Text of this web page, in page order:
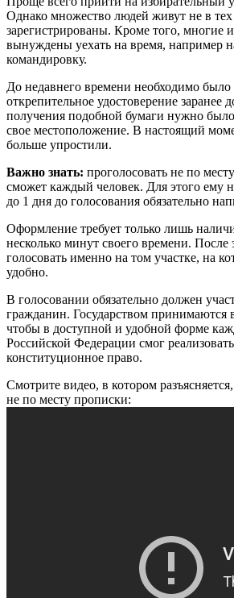
Однако множество людей живут не в тех
зарегистрированы. Кроме того, многие
вынуждены уехать на время, например
командировку.
До недавнего времени необходимо было
открепительное удостоверение заранее
получения подобной бумаги нужно было
свое местоположение. В настоящий
больше упростили.
Важно знать: проголосовать не по
сможет каждый человек. Для этого ему
до 1 дня до голосования обязательно
Оформление требует только лишь
несколько минут своего времени.
голосовать именно на том участке, на
удобно.
В голосовании обязательно должен
гражданин. Государством принимаются
чтобы в доступной и удобной форме
Российской Федерации смог
конституционное право.
Смотрите видео, в котором
не по месту прописки: